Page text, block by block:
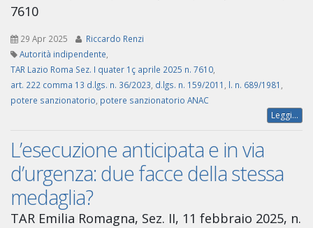
7610
29 Apr 2025
Riccardo Renzi
Autorità indipendente
TAR Lazio Roma Sez. I quater 1ç aprile 2025 n. 7610
art. 222 comma 13 d.lgs. n. 36/2023 d.lgs. n. 159/2011 l. n. 689/1981
potere sanzionatorio potere sanzionatorio ANAC
Leggi...
L’esecuzione anticipata e in via
d’urgenza: due facce della stessa
medaglia?
TAR Emilia Romagna, Sez. II, 11 febbraio 2025, n.